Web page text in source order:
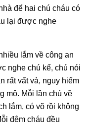
để hai chú cháu có
lại được nghe
lắm về công an
nghe chú kể, chú nói
rất vất vả, nguy hiểm
mộ. Mỗi lần chú về
lắm, có võ rồi không
đêm cháu đều